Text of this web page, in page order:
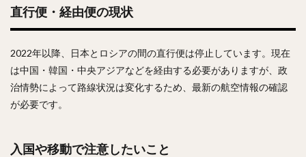
直行便・経由便の現状
2022年以降、日本とロシアの間の直行便は停止しています。現在
は中国・韓国・中央アジアなどを経由する必要がありますが、政
治情勢によって路線状況は変化するため、最新の航空情報の確認
が必要です。
入国や移動で注意したいこと